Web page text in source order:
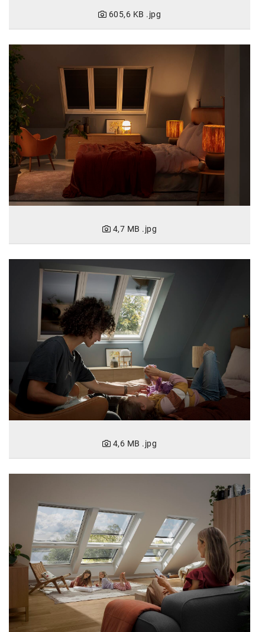
Neudoerfler
OBI
Oral-B
PAYBACK
Planted
PwC
P&G
Schiefer Rechtsanwälte
Smile Österreich
Strategie Austria
SW Umwelttechnik
TEDAI
vivo
WEB Windenergie AG
WEconomy - Diversity works!
Calle Libre
ÖZSV
Media
605,6 KB .jpg
4,7 MB .jpg
4,6 MB .jpg